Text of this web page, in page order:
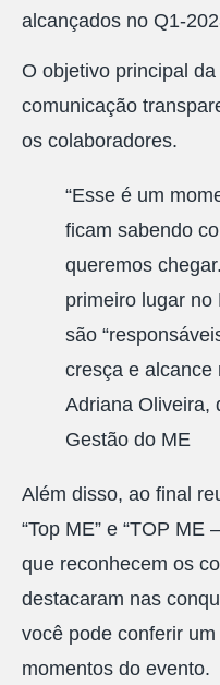
alcançados no Q1-
O objetivo principal
comunicação
os colaboradores.
“Esse é um
ficam sabendo
queremos
primeiro lugar no
são
cresça e alcance
Adriana Oliveira,
Gestão do ME
Além disso, ao final
“Top ME” e “TOP ME
que reconhecem os
destacaram nas
você pode conferir
momentos do evento.